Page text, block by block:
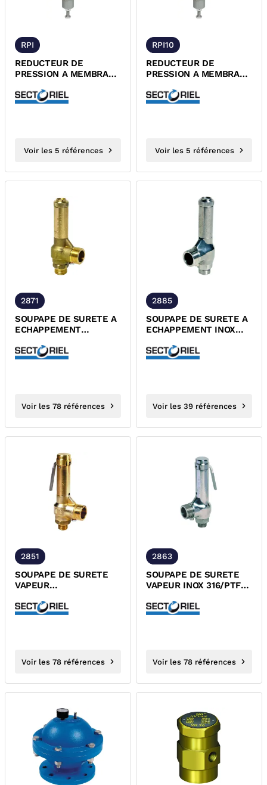
RPI
REDUCTEUR DE
PRESSION A MEMBRANE
Voir les 5 références
RPI10
REDUCTEUR DE
PRESSION A MEMBRANE
Voir les 5 références
2871
SOUPAPE DE SURETE A
ECHAPPEMENT
PN40 DESP
Voir les 78 références
2885
SOUPAPE DE SURETE A
ECHAPPEMENT INOX
DESP
Voir les 39 références
2851
SOUPAPE DE SURETE
VAPEUR
MALE PN40 DESP
Voir les 78 références
2863
SOUPAPE DE SURETE
VAPEUR INOX 316/PTFE
Voir les 78 références